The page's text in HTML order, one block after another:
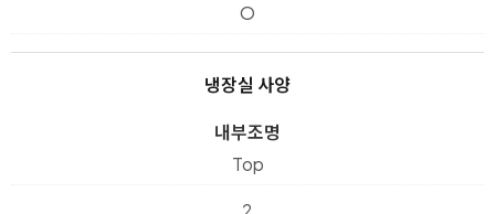
O
냉장실 사양
내부조명
Top